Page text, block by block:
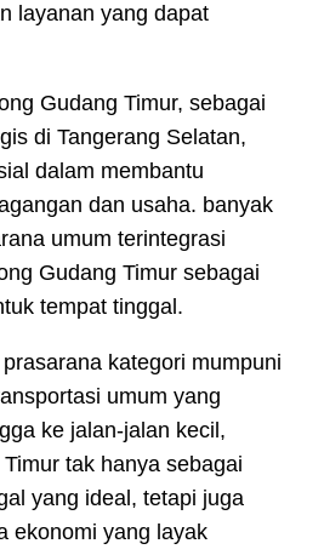
layanan yang dapat
Gudang Timur, sebagai
di Tangerang Selatan,
dalam membantu
dan usaha. banyak
umum terintegrasi
Gudang Timur sebagai
tempat tinggal.
kategori mumpuni
umum yang
ke jalan-jalan kecil,
tak hanya sebagai
yang ideal, tetapi juga
ekonomi yang layak